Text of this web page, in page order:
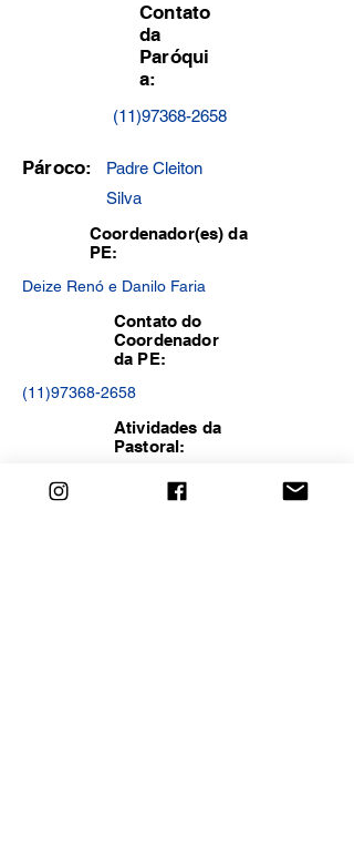
Contato
da
Paróqui
a:
(11)97368-2658
Pároco:
Padre Cleiton
Silva
Coordenador(es) da
PE:
Deize Renó e Danilo Faria
Contato do
Coordenador
da PE:
(11)97368-2658
Atividades da
Pastoral:
Missa pelos empreendedores, Reuniões de